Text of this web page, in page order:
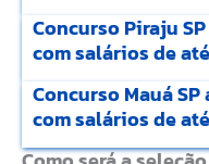
Concurso Piraju
com salários de
Concurso Mauá
com salários de